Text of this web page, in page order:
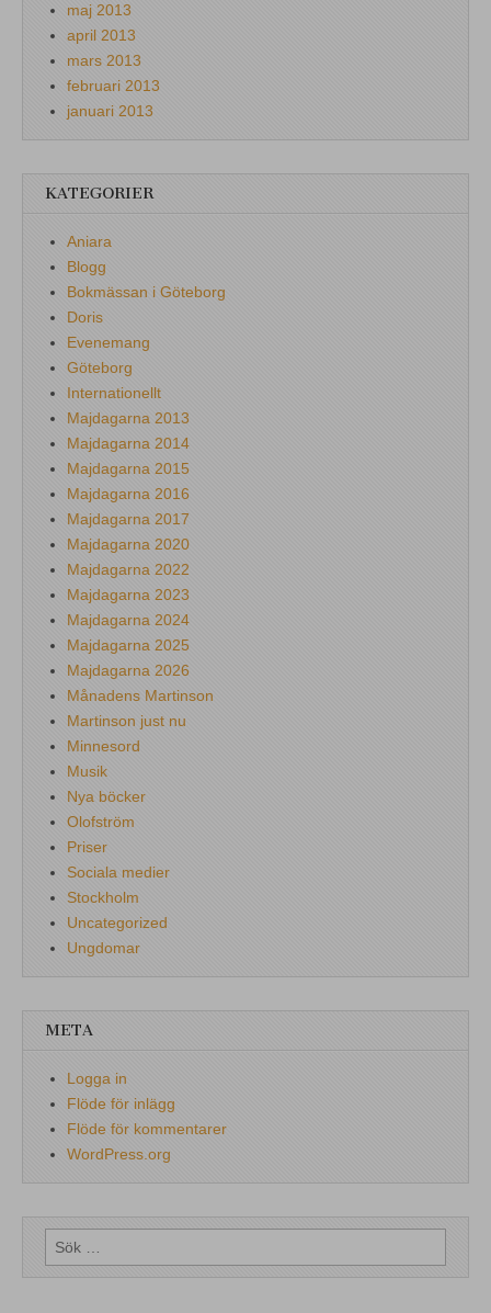
maj 2013
april 2013
mars 2013
februari 2013
januari 2013
KATEGORIER
Aniara
Blogg
Bokmässan i Göteborg
Doris
Evenemang
Göteborg
Internationellt
Majdagarna 2013
Majdagarna 2014
Majdagarna 2015
Majdagarna 2016
Majdagarna 2017
Majdagarna 2020
Majdagarna 2022
Majdagarna 2023
Majdagarna 2024
Majdagarna 2025
Majdagarna 2026
Månadens Martinson
Martinson just nu
Minnesord
Musik
Nya böcker
Olofström
Priser
Sociala medier
Stockholm
Uncategorized
Ungdomar
META
Logga in
Flöde för inlägg
Flöde för kommentarer
WordPress.org
Sök
efter: